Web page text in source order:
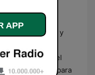
deportiva
en la
pronósticos y
competencias
hipódromos del
está diseñado para
APP